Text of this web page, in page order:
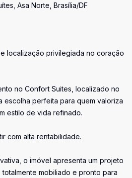
Asa Norte, Brasília/DF
localização privilegiada no coração
no Confort Suites, localizado no
escolha perfeita para quem valoriza
estilo de vida refinado.
com alta rentabilidade.
o imóvel apresenta um projeto
mobiliado e pronto para